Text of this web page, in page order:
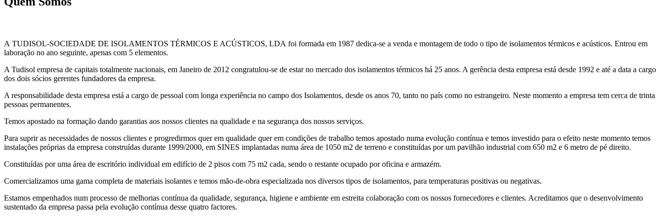
A TUDISOL-SOCIEDADE DE ISOLAMENTOS TÉRMICOS E ACÚSTICOS, LDA foi formada em 1987 dedica-se a venda e montagem de todo o tipo de isolamentos térmicos e acústicos. Entrou em
laboração no ano seguinte, apenas com 5 elementos.
A Tudisol empresa de capitais totalmente nacionais, em Janeiro de 2012 congratulou-se de estar no mercado dos isolamentos térmicos há 25 anos. A gerência desta empresa está desde 1992 e até a data a cargo
dos dois sócios gerentes fundadores da empresa.
A responsabilidade desta empresa está a cargo de pessoal com longa experiência no campo dos Isolamentos, desde os anos 70, tanto no país como no estrangeiro. Neste momento a empresa tem cerca de trinta
pessoas permanentes.
Temos apostado na formação dando garantias aos nossos clientes na qualidade e na segurança dos nossos serviços.
Para suprir as necessidades de nossos clientes e progredirmos quer em qualidade quer em condições de trabalho temos apostado numa evolução contínua e temos investido para o efeito neste momento temos
instalações próprias da empresa construídas durante 1999/2000, em SINES implantadas numa área de 1050 m2 de terreno e constituídas por um pavilhão industrial com 650 m2 e 6 metro de pé direito.
Constituídas por uma área de escritório individual em edifício de 2 pisos com 75 m2 cada, sendo o restante ocupado por oficina e armazém.
Comercializamos uma gama completa de materiais isolantes e temos mão-de-obra especializada nos diversos tipos de isolamentos, para temperaturas positivas ou negativas.
Estamos empenhados num processo de melhorias contínua da qualidade, segurança, higiene e ambiente em estreita colaboração com os nossos fornecedores e clientes. Acreditamos que o desenvolvimento
sustentado da empresa passa pela evolução contínua desse quatro factores.